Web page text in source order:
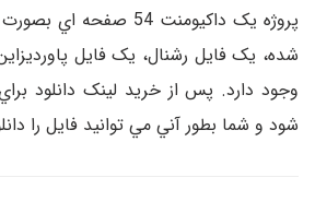
پروژه يک داکيومنت 54
شده، يک فايل رشنال، يک فايل
وجود دارد. پس از خريد لينک دانلود
شود و شما بطور آني مي توانيد فايل را